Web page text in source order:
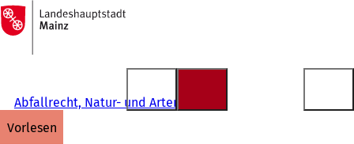
Inhalt anspringen
Zur
Startseite
Abfallrecht, Natur- und Artenschutz
vorlesen